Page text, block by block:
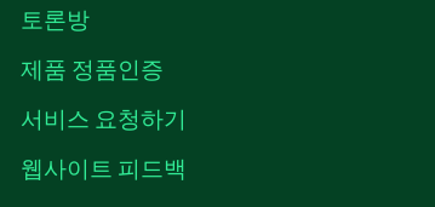
토론방
제품 정품인증
서비스 요청하기
웹사이트 피드백